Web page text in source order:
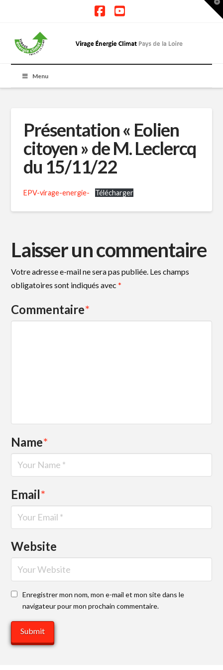
Menu
Présentation « Eolien
citoyen » de M. Leclercq
du 15/11/22
EPV-virage-energie- Télécharger
Laisser un commentaire
Votre adresse e-mail ne sera pas publiée. Les champs
obligatoires sont indiqués avec*
Commentaire*
Name*
Email*
Website
Enregistrer mon nom, mon e-mail et mon site dans le
navigateur pour mon prochain commentaire.